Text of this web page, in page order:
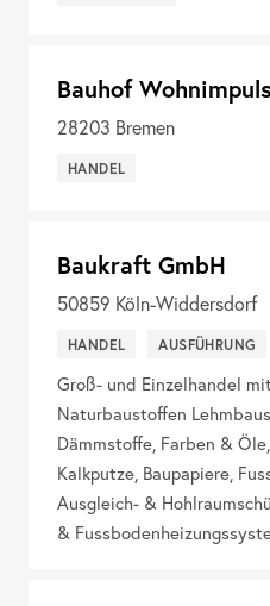
Bauhof
28203 Bremen
HANDEL
Baukraft GmbH
50859 Köln-Widdersdorf
HANDEL AUSFÜHRUNG
Groß- und Einzelhandel mit
Naturbaustoffen
Dämmstoffe, Farben &
Kalkputze, Baupapiere,
Ausgleich- &
&